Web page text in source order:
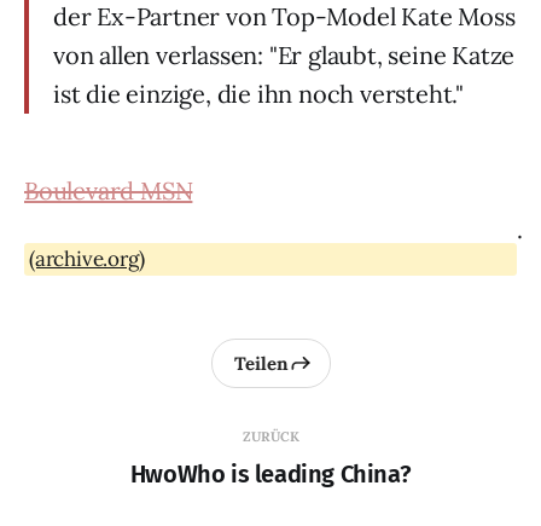
der Ex-Partner von Top-Model Kate Moss
von allen verlassen: "Er glaubt, seine Katze
ist die einzige, die ihn noch versteht."
Boulevard MSN
(archive.org)
.
ZURÜCK
HwoWho is leading China?
Teilen